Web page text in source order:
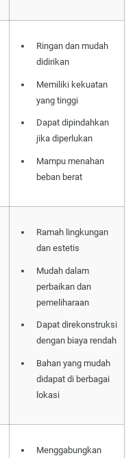
Ringan dan mudah
didirikan
Memiliki kekuatan
yang tinggi
Dapat dipindahkan
jika diperlukan
Mampu menahan
beban berat
Ramah lingkungan
dan estetis
Mudah dalam
perbaikan dan
pemeliharaan
Dapat direkonstruksi
dengan biaya rendah
Bahan yang mudah
didapat di berbagai
lokasi
Menggabungkan